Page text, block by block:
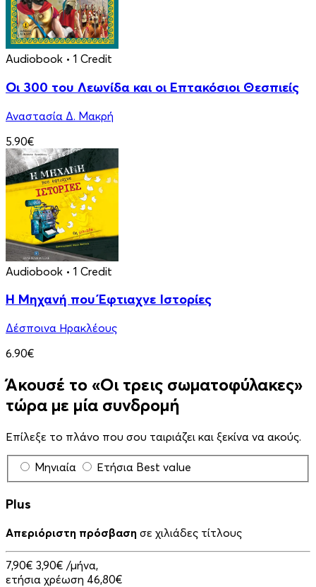
Audiobook • 1 Credit
Οι 300 του Λεωνίδα και οι Eπτακόσιοι Θεσπιείς
Αναστασία Δ. Μακρή
5.90€
Audiobook • 1 Credit
Η Μηχανή που Έφτιαχνε Ιστορίες
Δέσποινα Ηρακλέους
6.90€
Άκουσέ το «Οι τρεις σωματοφύλακες»
τώρα με μία συνδρομή
Επίλεξε το πλάνο που σου ταιριάζει και ξεκίνα να ακούς.
Μηνιαία Ετήσια Best value
Plus
Απεριόριστη πρόσβαση σε χιλιάδες τίτλους
7,90€ 3,90€ /μήνα,
ετήσια χρέωση 46,80€